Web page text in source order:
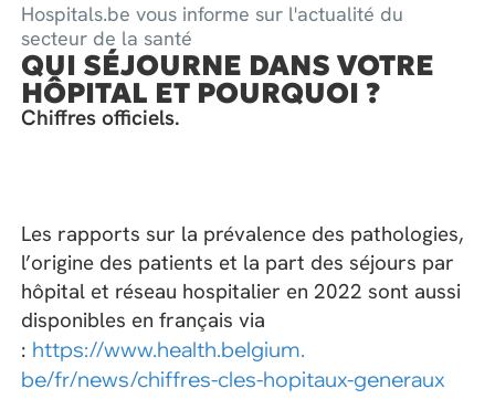
Hospitals.be vous informe sur l'actualité du
secteur de la santé
QUI SÉJOURNE DANS VOTRE
HÔPITAL ET POURQUOI ?
Chiffres officiels​.
Les rapports sur la prévalence des pathologies,
l’origine des patients et la part des séjours par
hôpital et réseau hospitalier en 2022 sont aussi
disponibles en français via
: https://www.health.belgium.
be/fr/news/chiffres-cles-hopitaux-generaux